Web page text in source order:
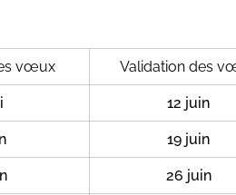
vœux Validation des
12 juin
19 juin
26 juin